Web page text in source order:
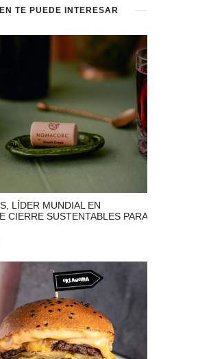
TE PUEDE INTERESAR
LÍDER MUNDIAL EN
CIERRE SUSTENTABLES PARA